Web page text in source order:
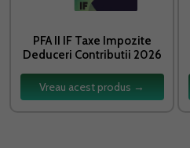
PFA II IF Taxe Impozite
Deduceri Contributii 2026
Vreau acest produs →